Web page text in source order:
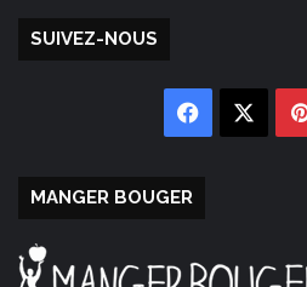
SUIVEZ-NOUS
Facebook
MANGER BOUGER